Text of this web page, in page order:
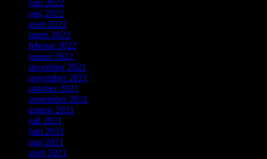
juni 2022
maj 2022
april 2022
marts 2022
februar 2022
januar 2022
december 2021
november 2021
oktober 2021
september 2021
august 2021
juli 2021
juni 2021
maj 2021
april 2021